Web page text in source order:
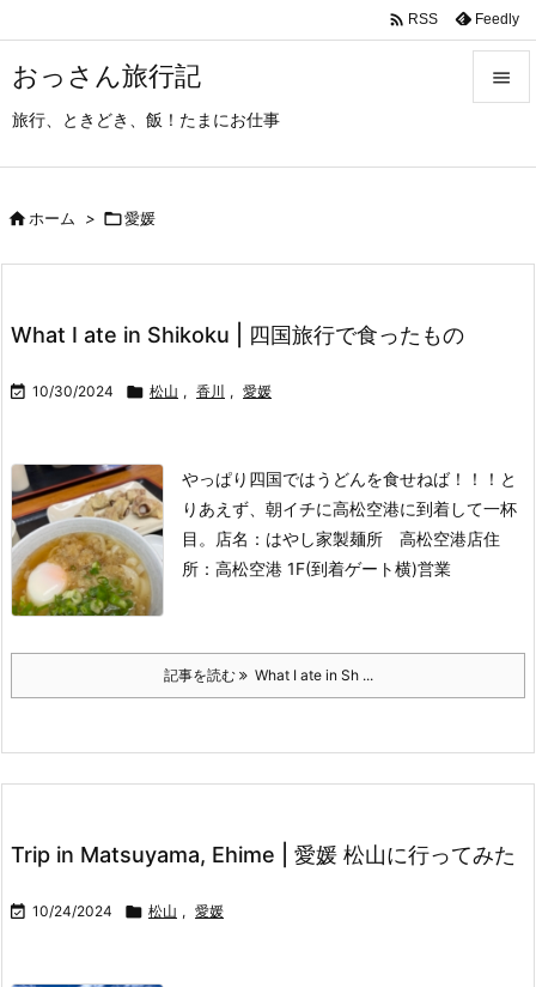
おっさん旅行記
旅行、ときどき、飯！たまにお仕事

 RSS Feedly
ホーム > 愛媛
What I ate in Shikoku | 四国旅行で食ったもの
 10/30/2024  松山 , 香川 , 愛媛
やっぱり四国ではうどんを食せねば！！！ と
りあえず、朝イチに高松空港に到着して一杯
目。
店名：はやし家製麺所 高松空港店住
所：高松空港 1F(到着ゲート横)営業
記事を読む What I ate in Sh ...
Trip in Matsuyama, Ehime | 愛媛 松山に行ってみた
 10/24/2024  松山 , 愛媛